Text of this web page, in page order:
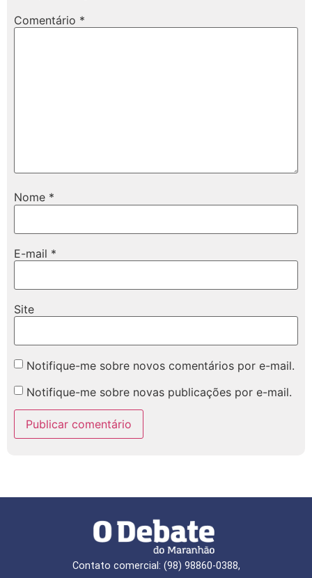
Comentário *
Nome *
E-mail *
Site
Notifique-me sobre novos comentários por e-mail.
Notifique-me sobre novas publicações por e-mail.
Contato comercial: (98) 98860-0388,